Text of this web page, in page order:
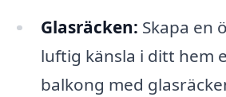
Glasräcken: Skapa en
luftig känsla i ditt hem
balkong med